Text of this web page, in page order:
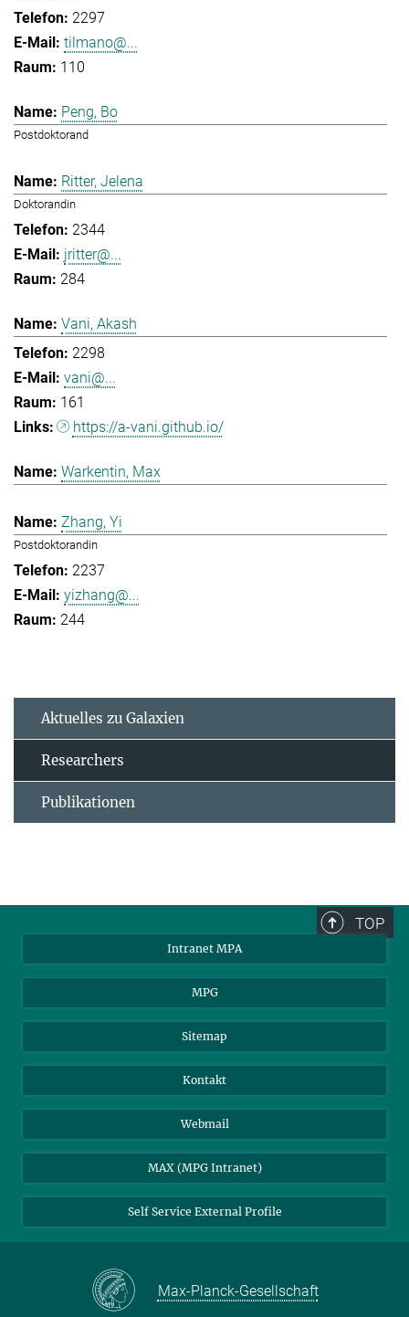
2297
tilmano@...
110
Peng, Bo
Postdoktorand
Ritter, Jelena
Doktorandin
2344
jritter@...
284
Vani, Akash
2298
vani@...
161
https://a-vani.github.io/
Warkentin, Max
Zhang, Yi
Postdoktorandin
2237
yizhang@...
244
Aktuelles zu Galaxien
Researchers
Publikationen
TOP
Intranet MPA
MPG
Sitemap
Kontakt
Webmail
MAX (MPG Intranet)
Self Service External Profile
Max-Planck-Gesellschaft